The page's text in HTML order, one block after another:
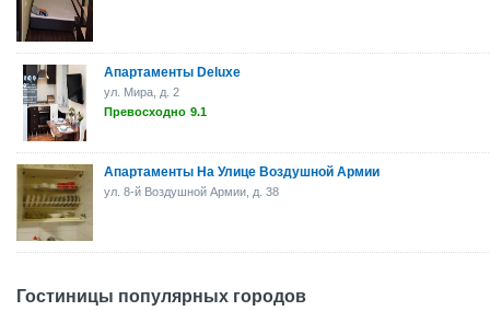
Апартаменты Deluxe
ул. Мира, д. 2
Превосходно 9.1
Апартаменты На Улице Воздушной Армии
ул. 8-й Воздушной Армии, д. 38
Гостиницы популярных городов